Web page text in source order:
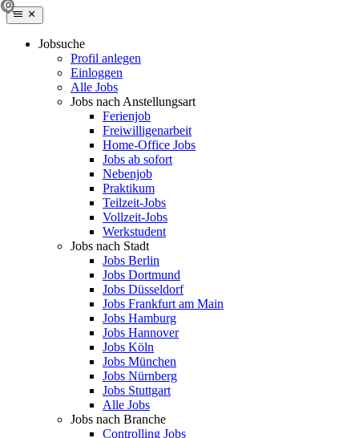
Jobsuche
Profil anlegen
Einloggen
Alle Jobs
Jobs nach Anstellungsart
Ferienjob
Freiwilligenarbeit
Home-Office Jobs
Jobs ab sofort
Nebenjob
Praktikum
Teilzeit-Jobs
Vollzeit-Jobs
Werkstudent
Jobs nach Stadt
Jobs Berlin
Jobs Dortmund
Jobs Düsseldorf
Jobs Frankfurt am Main
Jobs Hamburg
Jobs Hannover
Jobs Köln
Jobs München
Jobs Nürnberg
Jobs Stuttgart
Alle Jobs
Jobs nach Branche
Controlling Jobs